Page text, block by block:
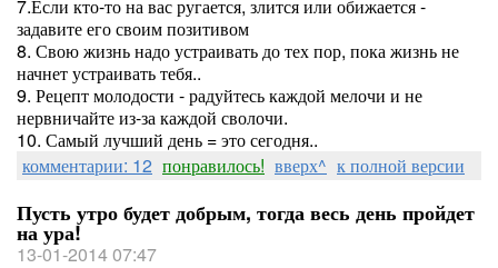
7.Если кто-то на вас ругается, злится или обижается -
задавите его своим позитивом
8. Свою жизнь надо устраивать до тех пор, пока жизнь не
начнет устраивать тебя..
9. Рецепт молодости - радуйтесь каждой мелочи и не
нервничайте из-за каждой сволочи.
10. Самый лучший день = это сегодня..
комментарии: 12 понравилось! вверх^ к полной версии
Пусть утро будет добрым, тогда весь день пройдет
на ура!
13-01-2014 07:47